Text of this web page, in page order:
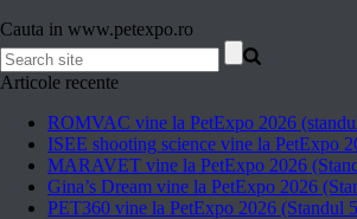
Cauta in www.petexpo.ro
Articole recente
ROMVAC vine la PetExpo 2026
ISEE shooting science vine la PetExpo
MARAVET vine la PetExpo 2026
Gina’s Dream vine la PetExpo 2026
PET360 vine la PetExpo 2026 (Standul